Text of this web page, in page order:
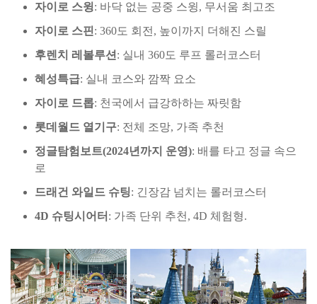
자이로 스윙: 바닥 없는 공중 스윙, 무서움 최고조
자이로 스핀: 360도 회전, 높이까지 더해진 스릴
후렌치 레볼루션 : 실내 360도 루프 롤러코스터
혜성특급: 실내 코스와 깜짝 요소
자이로 드롭: 천국에서 급강하하는 짜릿함
롯데월드 열기구: 전체 조망, 가족 추천
정글탐험보트(2024년까지 운영): 배를 타고 정글 속으
로
드래건 와일드 슈팅: 긴장감 넘치는 롤러코스터
4D 슈팅시어터 : 가족 단위 추천, 4D 체험형.